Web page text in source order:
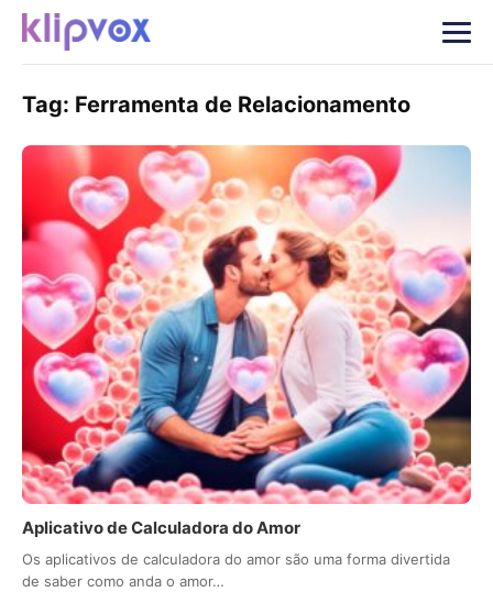
Tag: Ferramenta de Relacionamento
Aplicativo de Calculadora do Amor
Os aplicativos de calculadora do amor são uma forma divertida
de saber como anda o amor…